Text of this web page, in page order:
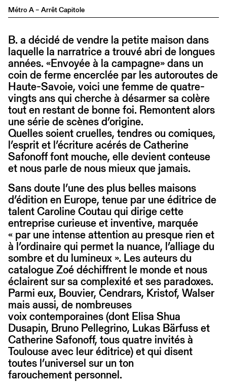
Métro A – Arrêt Capitole
B. a décidé de vendre la petite maison dans
laquelle la narratrice a trouvé abri de longues
années. «Envoyée à la campagne» dans un
coin de ferme encerclée par les autoroutes de
Haute-Savoie, voici une femme de quatre-
vingts ans qui cherche à désarmer sa colère
tout en restant de bonne foi. Remontent alors
une série de scènes d’origine.
Quelles soient cruelles, tendres ou comiques,
l’esprit et l’écriture acérés de Catherine
Safonoff font mouche, elle devient conteuse
et nous parle de nous mieux que jamais.
Sans doute l’une des plus belles maisons
d’édition en Europe, tenue par une éditrice de
talent Caroline Coutau qui dirige cette
entreprise curieuse et inventive, marquée
« par une intense attention au presque rien et
à l’ordinaire qui permet la nuance, l’alliage du
sombre et du lumineux ». Les auteurs du
catalogue Zoé déchiffrent le monde et nous
éclairent sur sa complexité et ses paradoxes.
Parmi eux, Bouvier, Cendrars, Kristof, Walser
mais aussi, de nombreuses
voix contemporaines (dont Elisa Shua
Dusapin, Bruno Pellegrino, Lukas Bärfuss et
Catherine Safonoff, tous quatre invités à
Toulouse avec leur éditrice) et qui disent
toutes l’universel sur un ton
farouchement personnel.